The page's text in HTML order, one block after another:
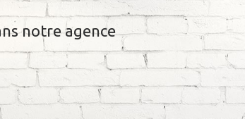
notre agence